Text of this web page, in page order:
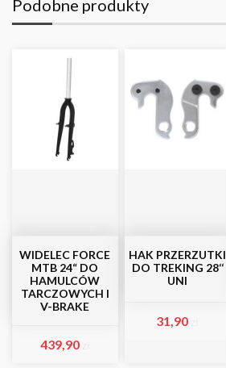
Podobne produkty
WIDELEC FORCE
MTB 24“ DO
HAMULCÓW
TARCZOWYCH I
V-BRAKE
439,90
HAK PRZERZUTKI
DO TREKING 28‘‘
UNI
31,90